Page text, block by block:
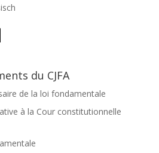
du CJFA
de la loi fondamentale
à la Cour constitutionnelle